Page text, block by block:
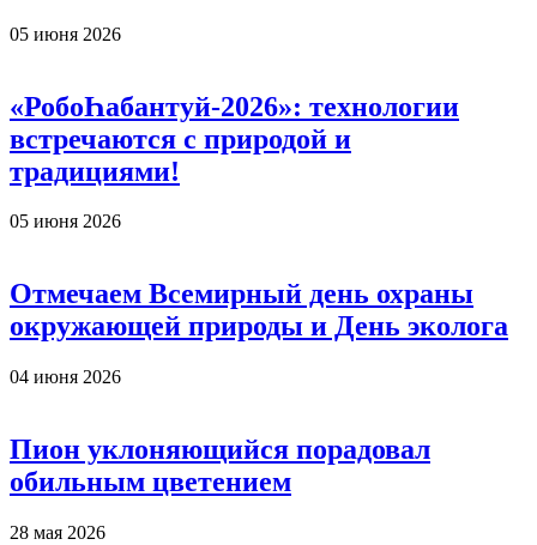
05 июня 2026
«РобоҺабантуй-2026»: технологии
встречаются с природой и
традициями!
05 июня 2026
Отмечаем Всемирный день охраны
окружающей природы и День эколога
04 июня 2026
Пион уклоняющийся порадовал
обильным цветением
28 мая 2026